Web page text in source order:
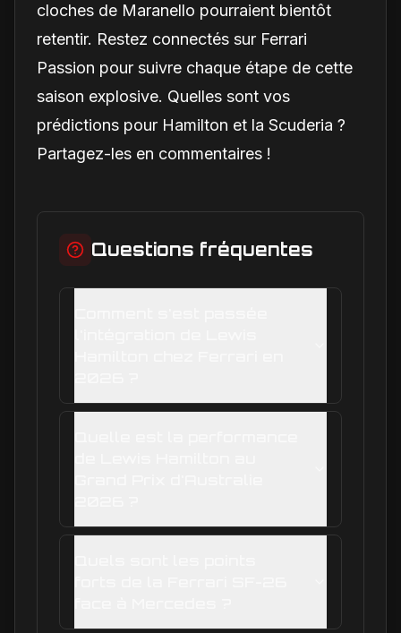
cloches de Maranello pourraient bientôt
retentir. Restez connectés sur Ferrari
Passion pour suivre chaque étape de cette
saison explosive. Quelles sont vos
prédictions pour Hamilton et la Scuderia ?
Partagez-les en commentaires !
Questions fréquentes